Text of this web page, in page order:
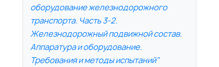
оборудование железнодорожного
транспорта. Часть 3-2.
Железнодорожный подвижной состав.
Аппаратура и оборудование.
Требования и методы испытаний"